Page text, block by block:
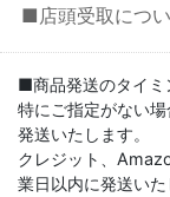
■店頭受取につ
■商品発送のタイミ
特にご指定がない
発送いたします。
クレジット、
業日以内に発送いた